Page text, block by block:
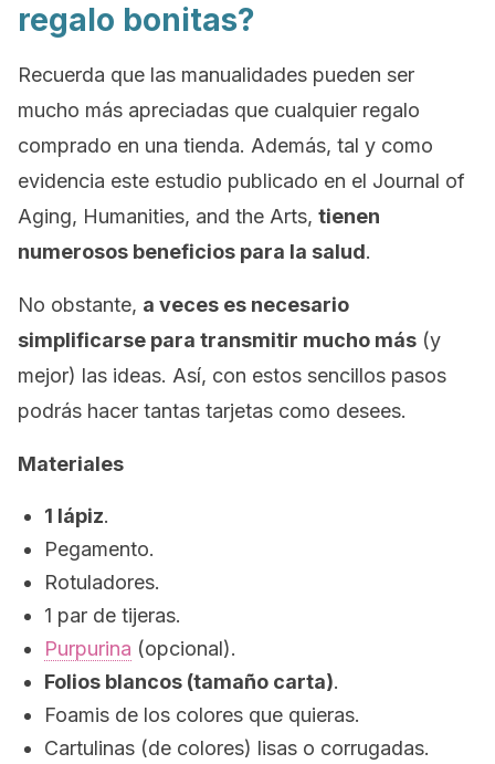
regalo bonitas?
Recuerda que las manualidades pueden ser
mucho más apreciadas que cualquier regalo
comprado en una tienda. Además, tal y como
evidencia este estudio publicado en el Journal of
Aging, Humanities, and the Arts, tienen
numerosos beneficios para la salud.
No obstante, a veces es necesario
simplificarse para transmitir mucho más (y
mejor) las ideas. Así, con estos sencillos pasos
podrás hacer tantas tarjetas como desees.
Materiales
1 lápiz.
Pegamento.
Rotuladores.
1 par de tijeras.
Purpurina (opcional).
Folios blancos (tamaño carta).
Foamis de los colores que quieras.
Cartulinas (de colores) lisas o corrugadas.